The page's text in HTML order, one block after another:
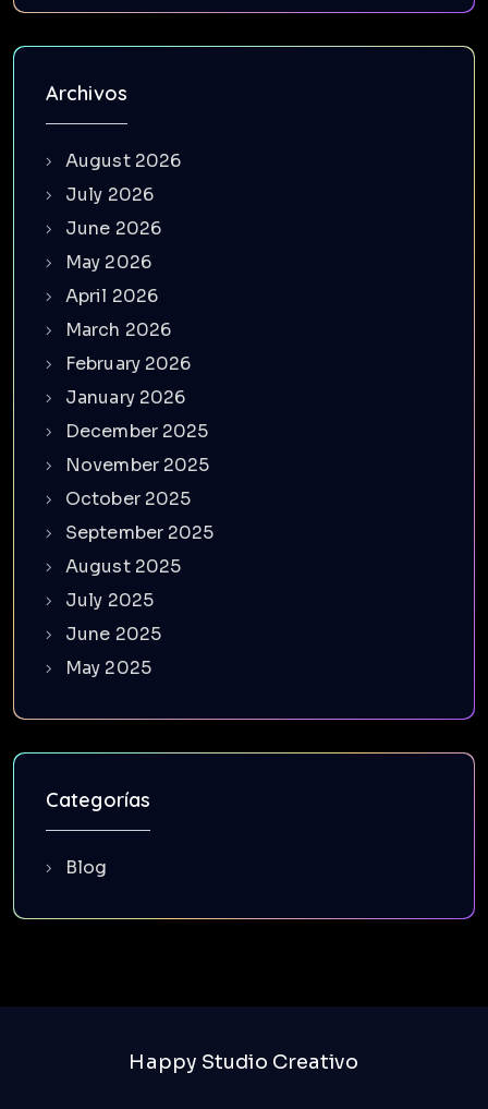
Archivos
August 2026
July 2026
June 2026
May 2026
April 2026
March 2026
February 2026
January 2026
December 2025
November 2025
October 2025
September 2025
August 2025
July 2025
June 2025
May 2025
Categorías
Blog
Happy Studio Creativo